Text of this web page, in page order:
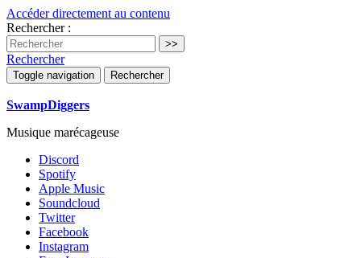
Accéder directement au contenu
Rechercher :
Rechercher
Toggle navigation Rechercher
SwampDiggers
Musique marécageuse
Discord
Spotify
Apple Music
Soundcloud
Twitter
Facebook
Instagram